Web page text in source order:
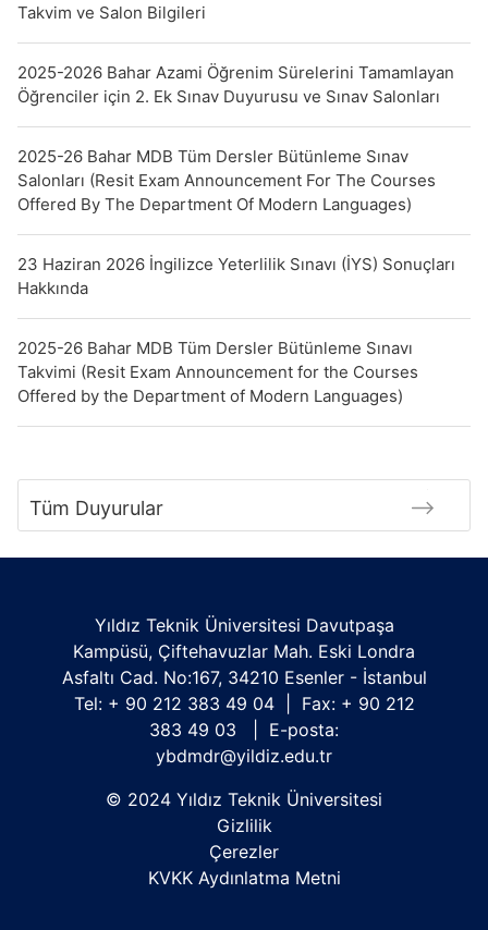
Takvim ve Salon Bilgileri
2025-2026 Bahar Azami Öğrenim Sürelerini Tamamlayan
Öğrenciler için 2. Ek Sınav Duyurusu ve Sınav Salonları
2025-26 Bahar MDB Tüm Dersler Bütünleme Sınav
Salonları (Resit Exam Announcement For The Courses
Offered By The Department Of Modern Languages)
23 Haziran 2026 İngilizce Yeterlilik Sınavı (İYS) Sonuçları
Hakkında
2025-26 Bahar MDB Tüm Dersler Bütünleme Sınavı
Takvimi (Resit Exam Announcement for the Courses
Offered by the Department of Modern Languages)
Tüm Duyurular
Yıldız Teknik Üniversitesi Davutpaşa
Kampüsü, Çiftehavuzlar Mah. Eski Londra
Asfaltı Cad. No:167, 34210 Esenler - İstanbul
Tel: + 90 212 383 49 04 | Fax: + 90 212
383 49 03 | E-posta:
ybdmdr@yildiz.edu.tr
© 2024 Yıldız Teknik Üniversitesi
Gizlilik
Çerezler
KVKK Aydınlatma Metni